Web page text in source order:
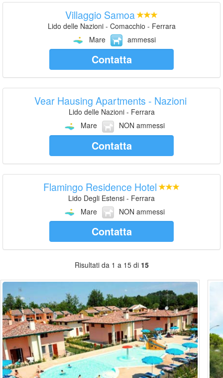
Villaggio Samoa
Lido delle Nazioni - Comacchio - Ferrara
Mare
ammessi
Contatta
Vear Hausing Apartments - Nazioni
Lido delle Nazioni - Ferrara
Mare
NON ammessi
Contatta
Flamingo Residence Hotel
Lido Degli Estensi - Ferrara
Mare
NON ammessi
Contatta
Risultati da 1 a 15 di 15